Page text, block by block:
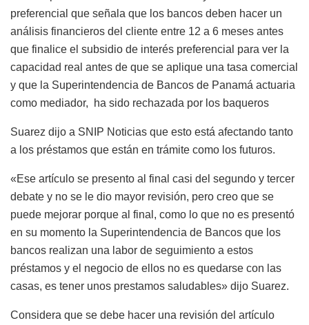
preferencial que señala que los bancos deben hacer un
análisis financieros del cliente entre 12 a 6 meses antes
que finalice el subsidio de interés preferencial para ver la
capacidad real antes de que se aplique una tasa comercial
y que la Superintendencia de Bancos de Panamá actuaria
como mediador, ha sido rechazada por los baqueros
Suarez dijo a SNIP Noticias que esto está afectando tanto
a los préstamos que están en trámite como los futuros.
«Ese artículo se presento al final casi del segundo y tercer
debate y no se le dio mayor revisión, pero creo que se
puede mejorar porque al final, como lo que no es presentó
en su momento la Superintendencia de Bancos que los
bancos realizan una labor de seguimiento a estos
préstamos y el negocio de ellos no es quedarse con las
casas, es tener unos prestamos saludables» dijo Suarez.
Considera que se debe hacer una revisión del artículo